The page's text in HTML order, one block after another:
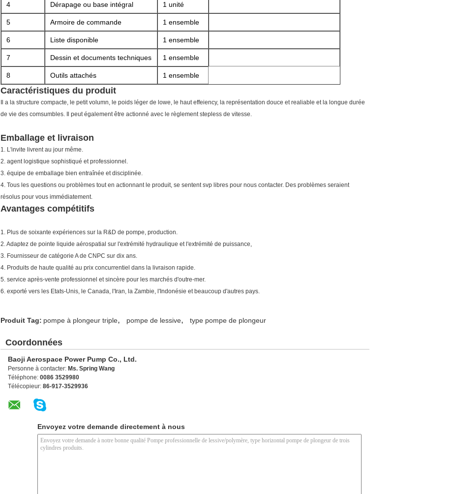
4 Dérapage ou base intégral 1 unité
5 Armoire de commande 1 ensemble
6 Liste disponible 1 ensemble
7 Dessin et documents techniques 1 ensemble
8 Outils attachés 1 ensemble
Caractéristiques du produit
Il a la structure compacte, le petit volumn, le poids léger de lowe, le haut effeiency, la représentation douce et realiable et la longue durée
de vie des comsumbles. Il peut également être actionné avec le règlement stepless de vitesse.
Emballage et livraison
1. L'invite livrent au jour même.
2. agent logistique sophistiqué et professionnel.
3. équipe de emballage bien entraînée et disciplinée.
4. Tous les questions ou problèmes tout en actionnant le produit, se sentent svp libres pour nous contacter. Des problèmes seraient
résolus pour vous immédiatement.
Avantages compétitifs
1. Plus de soixante expériences sur la R&D de pompe, production.
2. Adaptez de pointe liquide aérospatial sur l'extrémité hydraulique et l'extrémité de puissance,
3. Fournisseur de catégorie A de CNPC sur dix ans.
4. Produits de haute qualité au prix concurrentiel dans la livraison rapide.
5. service après-vente professionnel et sincère pour les marchés d'outre-mer.
6. exporté vers les Etats-Unis, le Canada, l'Iran, la Zambie, l'Indonésie et beaucoup d'autres pays.
Produit Tag: pompe à plongeur triple, pompe de lessive, type pompe de plongeur
Coordonnées
Baoji Aerospace Power Pump Co., Ltd.
Personne à contacter: Ms. Spring Wang
Téléphone: 0086 3529980
Télécopieur: 86-917-3529936
Envoyez votre demande directement à nous